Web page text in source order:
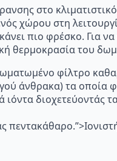
στο
χώρου στη
πιο φρέσκο. Για
θερμοκρασία του
φίλτρο
άνθρακα) τα οποία